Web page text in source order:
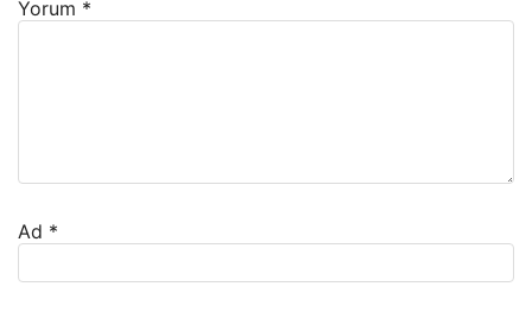
Yorum *
Ad *